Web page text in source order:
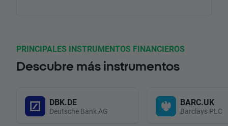
PRINCIPALES INSTRUMENTOS FINANCIEROS
Descubre más instrumentos
DBK.DE
Deutsche Bank AG
BARC.UK
Barclays PLC